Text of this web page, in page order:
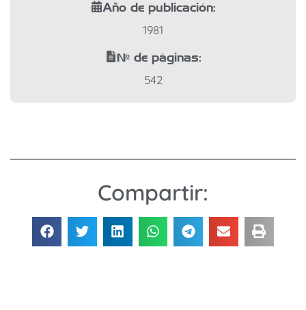
Año de publicación:
1981
Nº de páginas:
542
Compartir: